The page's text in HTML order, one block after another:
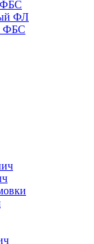
ФБС
ФЛ
ФБС